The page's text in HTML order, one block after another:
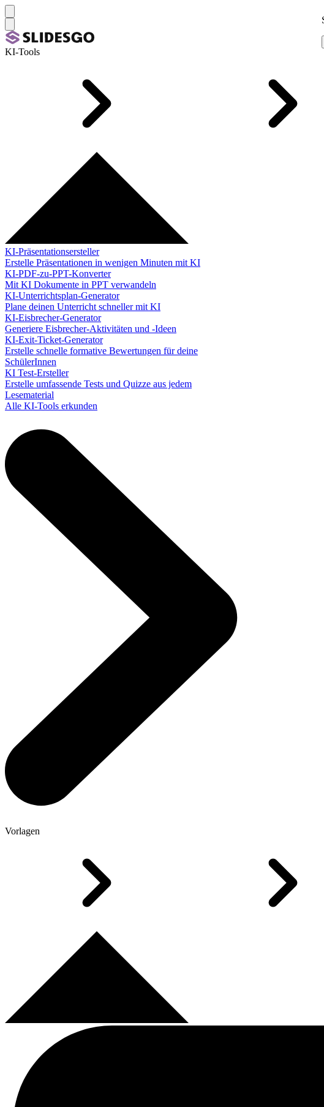
KI-Tools
KI-Präsentationsersteller
Erstelle Präsentationen in wenigen Minuten mit KI
KI-PDF-zu-PPT-Konverter
Mit KI Dokumente in PPT verwandeln
KI-Unterrichtsplan-Generator
Plane deinen Unterricht schneller mit KI
KI-Eisbrecher-Generator
Generiere Eisbrecher-Aktivitäten und -Ideen
KI-Exit-Ticket-Generator
Erstelle schnelle formative Bewertungen für deine
SchülerInnen
KI Test-Ersteller
Erstelle umfassende Tests und Quizze aus jedem
Lesematerial
Alle KI-Tools erkunden
Vorlagen